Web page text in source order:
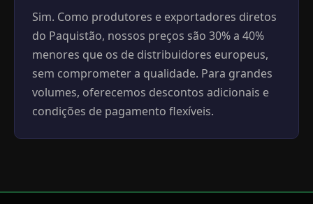
Sim. Como produtores e exportadores diretos
do Paquistão, nossos preços são 30% a 40%
menores que os de distribuidores europeus,
sem comprometer a qualidade. Para grandes
volumes, oferecemos descontos adicionais e
condições de pagamento flexíveis.